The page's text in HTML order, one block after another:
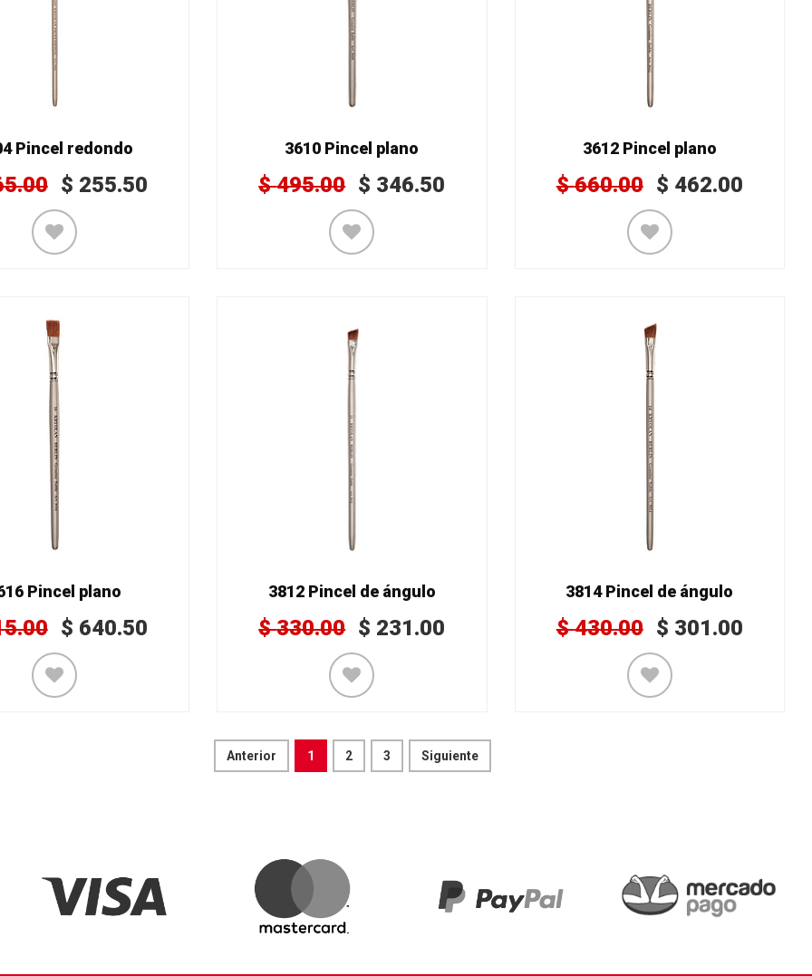
Pincel redondo
$ 255.50
3610 Pincel plano
$495.00 $ 346.50
3612 Pincel plano
$660.00 $ 462.00
Pincel plano
$ 640.50
3812 Pincel de ángulo
$330.00 $ 231.00
3814 Pincel de ángulo
$430.00 $ 301.00
Anterior 1 2 3 Siguiente